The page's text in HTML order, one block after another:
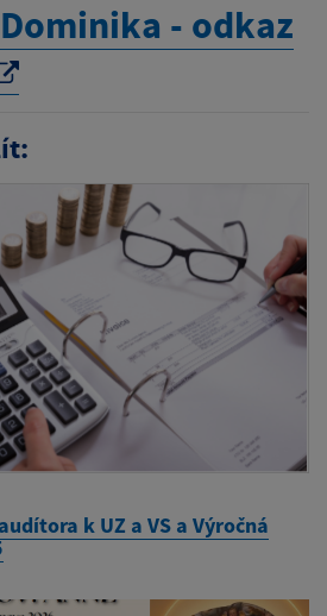
- odkaz
k UZ a VS a Výročná